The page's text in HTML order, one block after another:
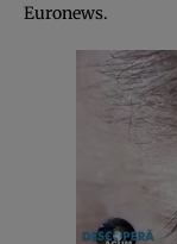
Euronews.